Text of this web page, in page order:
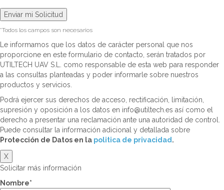
*Todos los campos son necesarios
Le informamos que los datos de carácter personal que nos
proporcione en este formulario de contacto, serán tratados por
UTILTECH UAV S.L. como responsable de esta web para responder
a las consultas planteadas y poder informarle sobre nuestros
productos y servicios.
Podrá ejercer sus derechos de acceso, rectificación, limitación,
supresión y oposición a los datos en info@utiltech.es así como el
derecho a presentar una reclamación ante una autoridad de control.
Puede consultar la información adicional y detallada sobre
Protección de Datos en la politica de privacidad .
X
Solicitar más información
Nombre*